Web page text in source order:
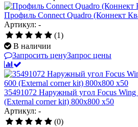
Профиль Connect Quadro (Коннект
Артикул: -
(1)
В наличии
Запросить ценуЗапрос цены
35491072 Наружный угол Focus
(External corner kit) 800х800 x50
Артикул: -
(0)